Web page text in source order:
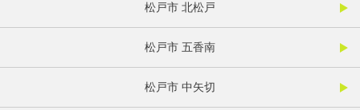
松戸市 北松戸
松戸市 五香南
松戸市 中矢切